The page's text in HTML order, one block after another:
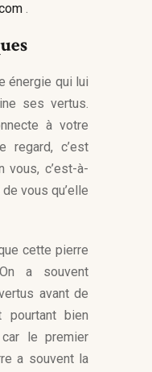
.
énergie qui lui
ses vertus.
à votre
regard, c’est
vous, c’est-à-
vous qu’elle
cette pierre
a souvent
avant de
pourtant bien
car le premier
a souvent la